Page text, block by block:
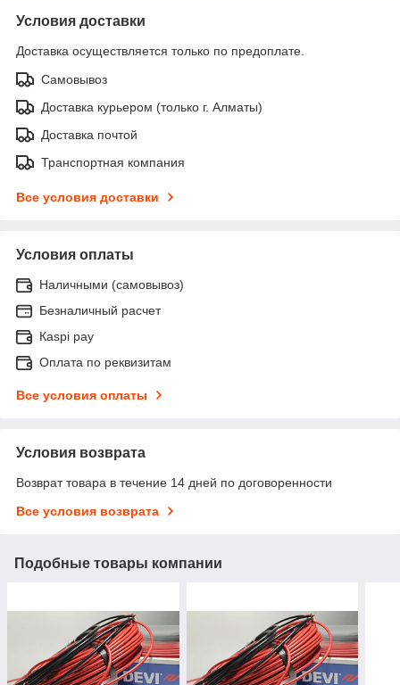
Условия доставки
Доставка осуществляется только по предоплате.
Самовывоз
Доставка курьером (только г. Алматы)
Доставка почтой
Транспортная компания
Все условия доставки
Условия оплаты
Наличными (самовывоз)
Безналичный расчет
Каspi pay
Оплата по реквизитам
Все условия оплаты
Условия возврата
Возврат товара в течение 14 дней по договоренности
Все условия возврата
Подобные товары компании